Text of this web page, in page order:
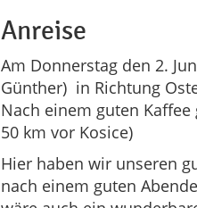
Anreise
Am Donnerstag den 2.
Günther) in Richtung
Nach einem guten
50 km vor Kosice)
Hier haben wir unseren
nach einem guten